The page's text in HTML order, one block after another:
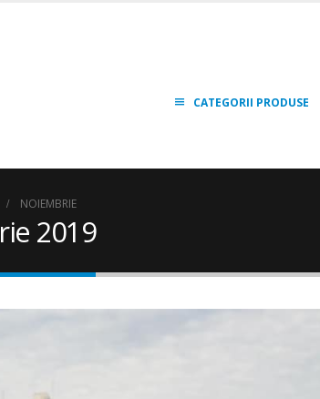
CATEGORII PRODUSE
NOIEMBRIE
2019